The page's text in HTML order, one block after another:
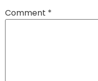
Comment *